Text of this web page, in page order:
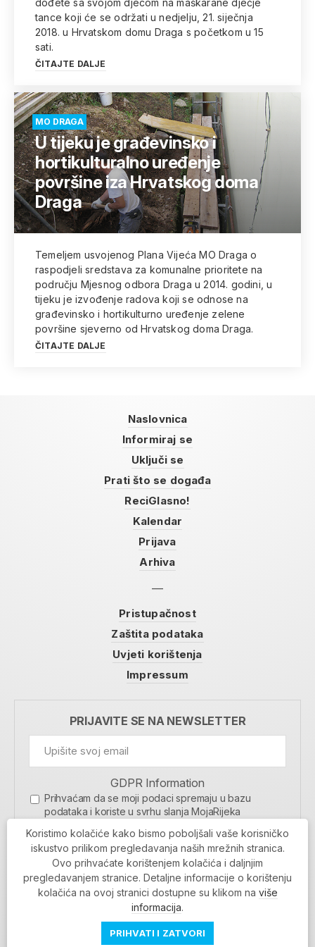
dođete sa svojom djecom na maškarane dječje
tance koji će se održati u nedjelju, 21. siječnja
2018. u Hrvatskom domu Draga s početkom u 15
sati.
ČITAJTE DALJE
MO DRAGA
U tijeku je građevinsko i
hortikulturalno uređenje
površine iza Hrvatskog doma
Draga
Temeljem usvojenog Plana Vijeća MO Draga o
raspodjeli sredstava za komunalne prioritete na
području Mjesnog odbora Draga u 2014. godini, u
tijeku je izvođenje radova koji se odnose na
građevinsko i hortikulturno uređenje zelene
površine sjeverno od Hrvatskog doma Draga.
ČITAJTE DALJE
Naslovnica
Informiraj se
Uključi se
Prati što se događa
ReciGlasno!
Kalendar
Prijava
Arhiva
Pristupačnost
Zaštita podataka
Uvjeti korištenja
Impressum
PRIJAVITE SE NA NEWSLETTER
GDPR Information
Prihvaćam da se moji podaci spremaju u bazu
podataka i koriste u svrhu slanja MojaRijeka
MOJARIJEKA NEWSLETTER
PRIJAVI SE
Povratak na vrh
Koristimo kolačiće kako bismo poboljšali vaše korisničko
iskustvo prilikom pregledavanja naših mrežnih stranica.
Ovo prihvaćate korištenjem kolačića i daljnjim
pregledavanjem stranice. Detaljne informacije o korištenju
kolačića na ovoj stranici dostupne su klikom na više
informacija.
PRIHVATI I ZATVORI